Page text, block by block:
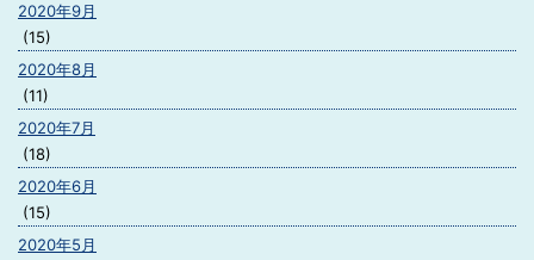
2020年9月
(15)
2020年8月
(11)
2020年7月
(18)
2020年6月
(15)
2020年5月